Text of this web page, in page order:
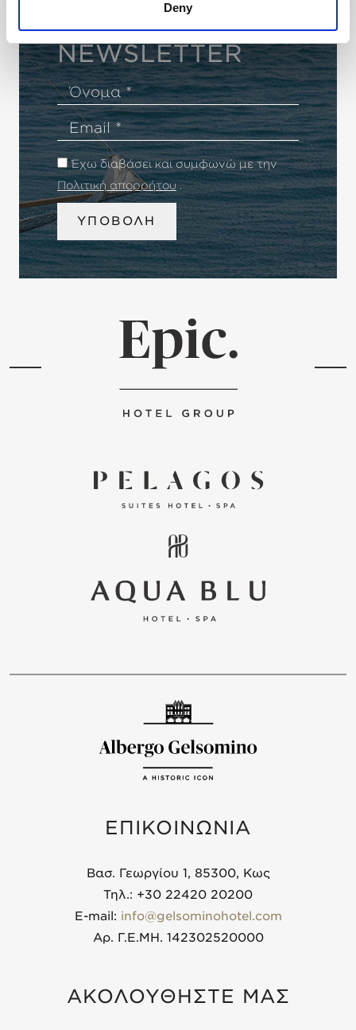
Deny
NEWSLETTER
Όνομα
Email
Έχω διαβάσει και συμφωνώ με την
Πολιτική απορρήτου.
ΥΠΟΒΟΛΗ
ΕΠΙΚΟΙΝΩΝΙΑ
Βασ. Γεωργίου 1, 85300, Κως
Τηλ.: +30 22420 20200
E-mail: info@gelsominohotel.com
Αρ. Γ.Ε.ΜΗ. 142302520000
ΑΚΟΛΟΥΘΗΣΤΕ ΜΑΣ